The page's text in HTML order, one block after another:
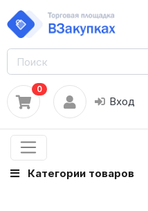
0
Вход
Категории товаров